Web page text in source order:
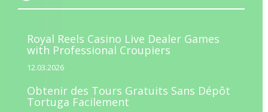
Royal Reels Casino Live Dealer Games
with Professional Croupiers
12.03.2026
Obtenir des Tours Gratuits Sans Dépôt
Tortuga Facilement